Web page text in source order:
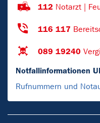
112 Notarzt |
116 117
089 19240
Notfallinformationen
Rufnummern und